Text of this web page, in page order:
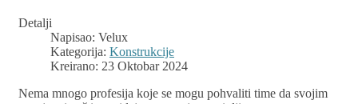
Detalji
Napisao: Velux
Kategorija: Konstrukcije
Kreirano: 23 Oktobar 2024
Nema mnogo profesija koje se mogu pohvaliti time da svojim